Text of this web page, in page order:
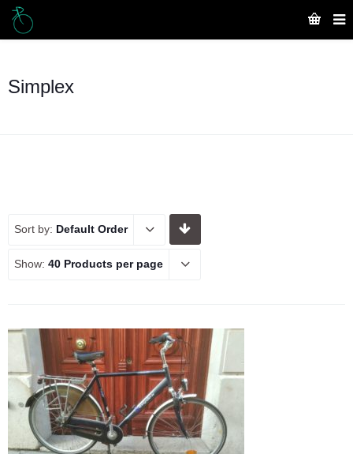
Simplex
Sort by: Default Order
Show: 40 Products per page